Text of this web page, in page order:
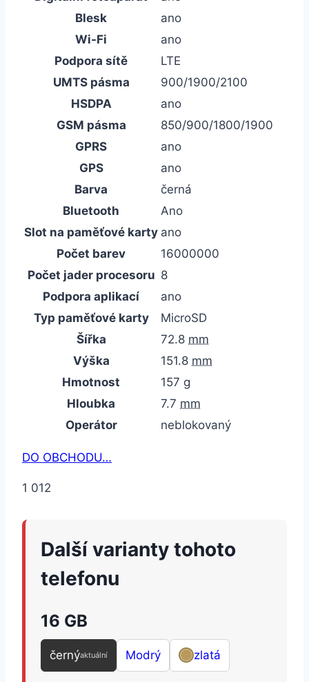
Blesk
ano
Wi-Fi
ano
Podpora sítě
LTE
UMTS pásma
900/1900/2100
HSDPA
ano
GSM pásma
850/900/1800/1900
GPRS
ano
GPS
ano
Barva
černá
Bluetooth
Ano
Slot na paměťové karty ano
Počet barev
16000000
Počet jader procesoru 8
Podpora aplikací
ano
Typ paměťové karty
MicroSD
Šířka
72.8 mm
Výška
151.8 mm
Hmotnost
157 g
Hloubka
7.7 mm
Operátor
neblokovaný
DO OBCHODU…
1 012
Další varianty tohoto
telefonu
16 GB
černýaktuální Modrý zlatá